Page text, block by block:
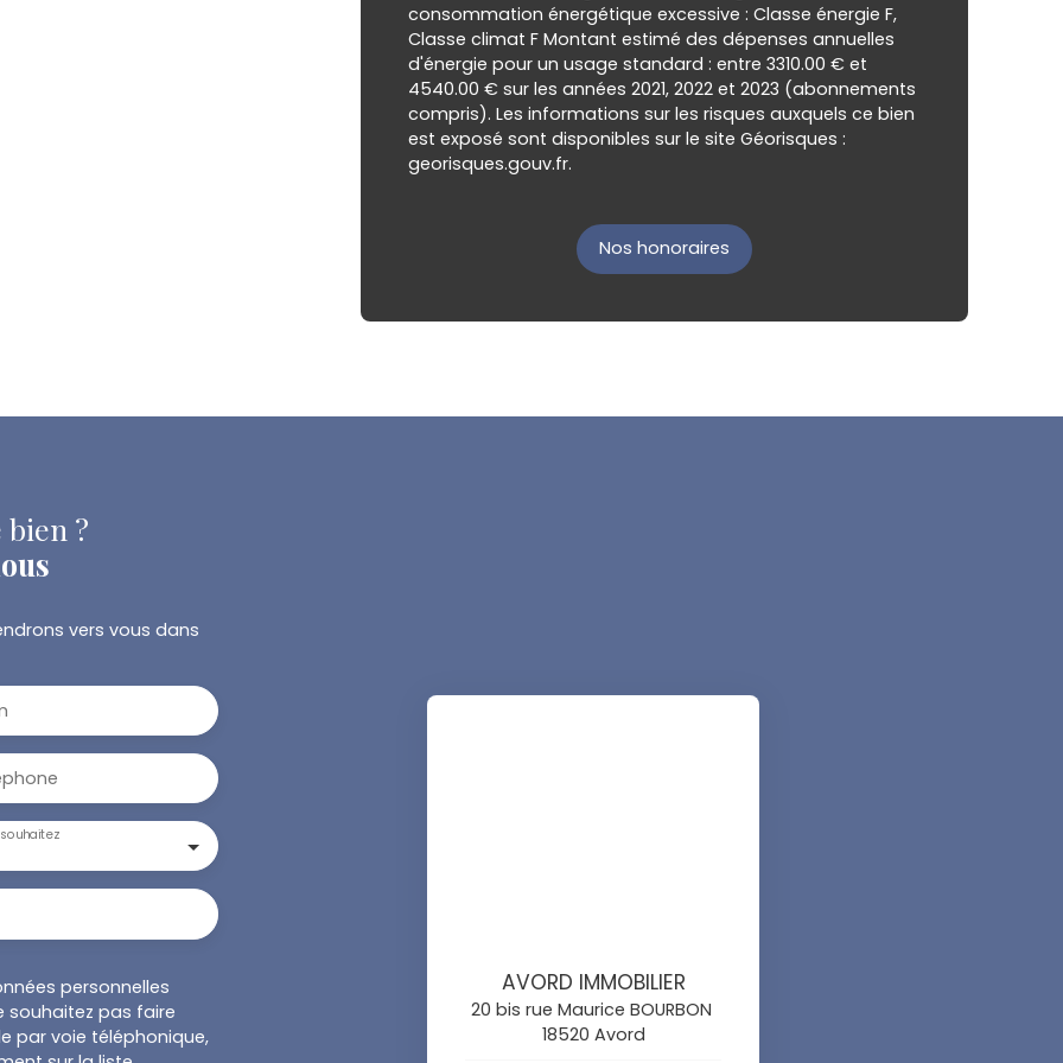
consommation énergétique excessive : Classe énergie F,
Classe climat F Montant estimé des dépenses annuelles
d'énergie pour un usage standard : entre 3310.00 € et
4540.00 € sur les années 2021, 2022 et 2023 (abonnements
compris). Les informations sur les risques auxquels ce bien
est exposé sont disponibles sur le site Géorisques :
georisques.gouv.fr.
Nos honoraires
?
vers vous dans
personnelles
souhaitez pas faire
par voie téléphonique,
AVORD IMMOBILIER
20 bis rue Maurice BOURBON
18520 Avord